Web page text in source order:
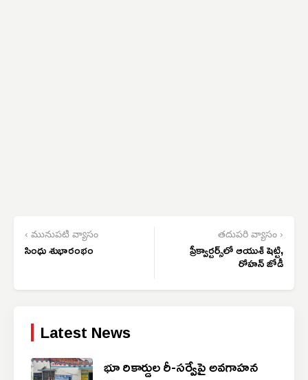
‹ మునుపటి వ్యాసం
సింధు శుభారంభం
తదుపరి వ్యాసం ›
ప్రీక్వార్టర్స్‌లో ఆయుశ్ షెట్టి,
రోహన్ జోడీ
Latest News
భూ రికార్డుల రీ-సర్వేపై అవగాహన